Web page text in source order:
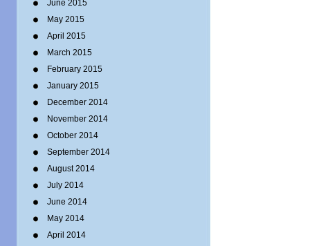
June 2015
May 2015
April 2015
March 2015
February 2015
January 2015
December 2014
November 2014
October 2014
September 2014
August 2014
July 2014
June 2014
May 2014
April 2014